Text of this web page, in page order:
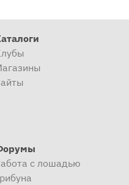
с лошадью